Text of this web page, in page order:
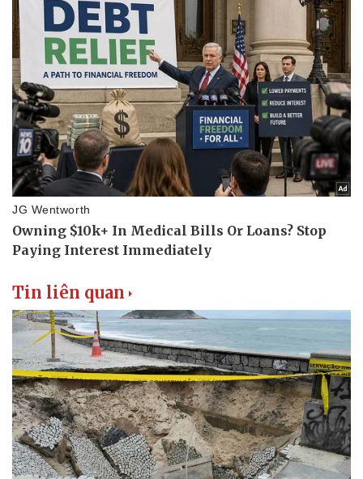
Thể thao
Bóng đá
Ô tô - Xe máy
Ô tô
Tin liên quan